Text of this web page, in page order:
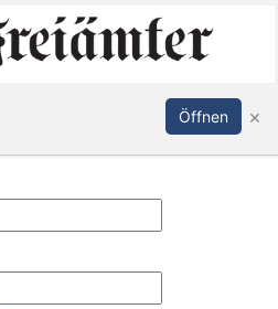
Abonnieren Anmelden
Öffnen ×